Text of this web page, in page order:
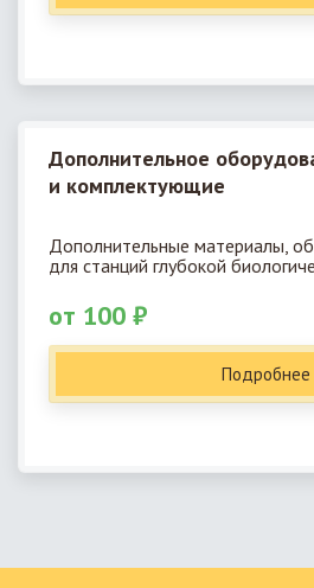
Дополнительное
и комплектующие
Дополнительные материалы,
для станций глубокой
от 100 ₽
Подробнее